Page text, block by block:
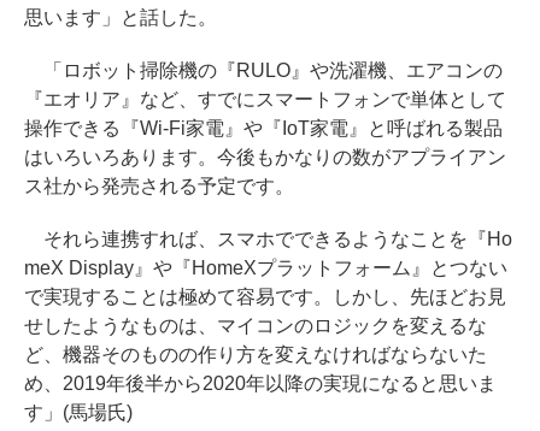
思います」と話した。
「ロボット掃除機の『RULO』や洗濯機、エアコンの
『エオリア』など、すでにスマートフォンで単体として
操作できる『Wi-Fi家電』や『IoT家電』と呼ばれる製品
はいろいろあります。今後もかなりの数がアプライアン
ス社から発売される予定です。
それら連携すれば、スマホでできるようなことを『Ho
meX Display』や『HomeXプラットフォーム』とつない
で実現することは極めて容易です。しかし、先ほどお見
せしたようなものは、マイコンのロジックを変えるな
ど、機器そのものの作り方を変えなければならないた
め、2019年後半から2020年以降の実現になると思いま
す」(馬場氏)